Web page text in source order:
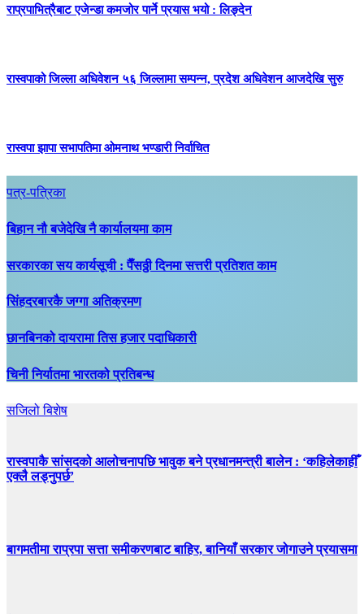
राप्रपाभित्रैबाट एजेन्डा कमजोर पार्ने प्रयास भयो : लिङ्देन
रास्वपाको जिल्ला अधिवेशन ५६ जिल्लामा सम्पन्न, प्रदेश अधिवेशन आजदेखि सुरु
रास्वपा झापा सभापतिमा ओमनाथ भण्डारी निर्वाचित
पत्र-पत्रिका
बिहान नौ बजेदेखि नै कार्यालयमा काम
सरकारका सय कार्यसूची : पैँसठ्ठी दिनमा सत्तरी प्रतिशत काम
सिंहदरबारकै जग्गा अतिक्रमण
छानबिनको दायरामा तिस हजार पदाधिकारी
चिनी निर्यातमा भारतको प्रतिबन्ध
सजिलो बिशेष
रास्वपाकै सांसदको आलोचनापछि भावुक बने प्रधानमन्त्री बालेन : ‘कहिलेकाहीँ
एक्लै लड्नुपर्छ’
बागमतीमा राप्रपा सत्ता समीकरणबाट बाहिर, बानियाँ सरकार जोगाउने प्रयासमा